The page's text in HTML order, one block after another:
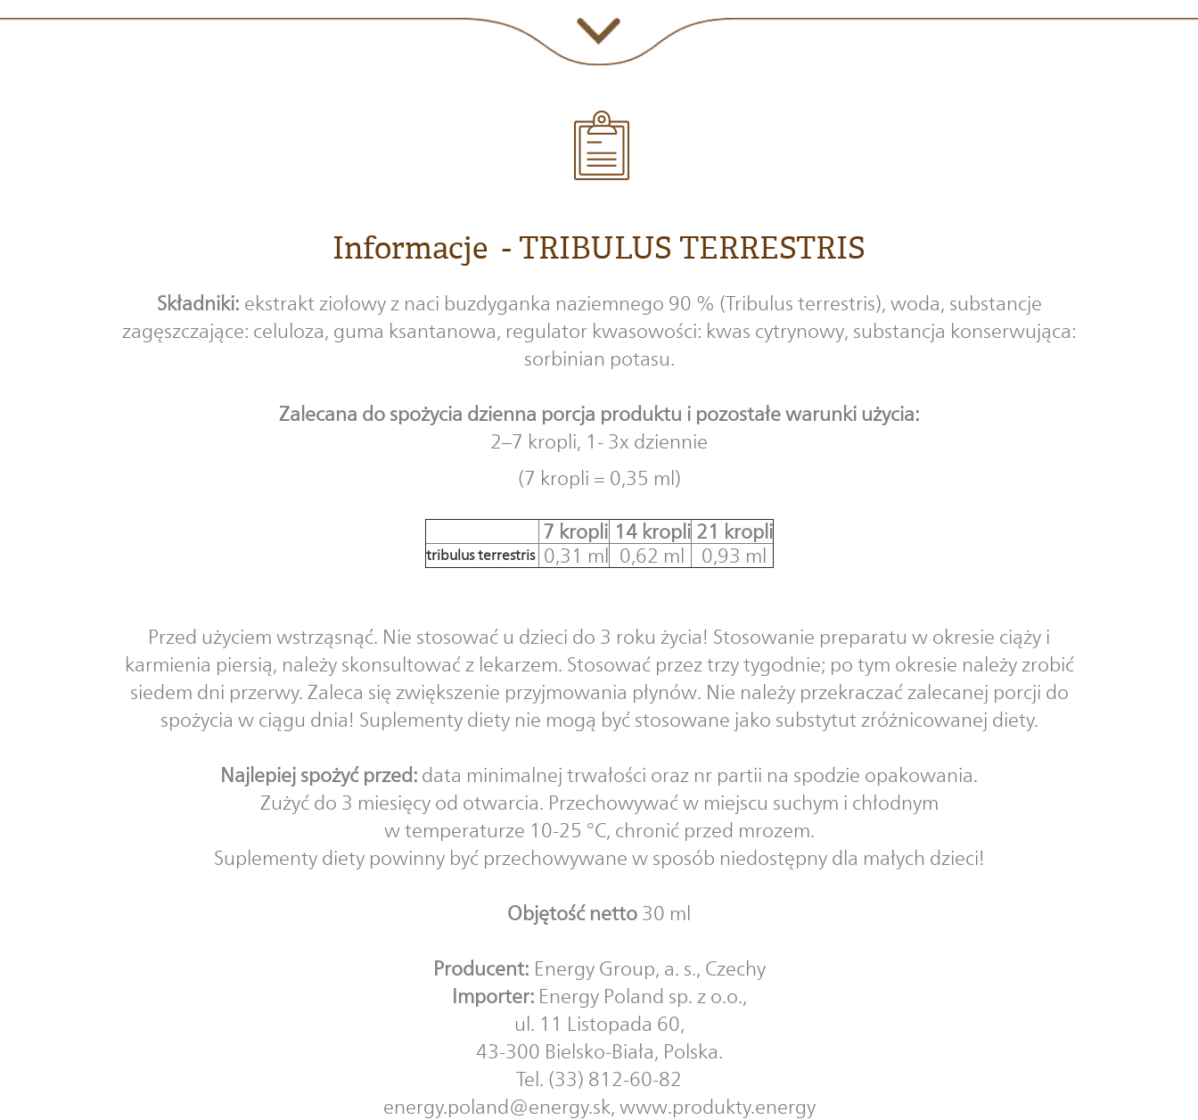
Informacje - TRIBULUS TERRESTRIS
Składniki: ekstrakt ziołowy z naci buzdyganka naziemnego 90 % (Tribulus terrestris), woda, substancje
zagęszczające: celuloza, guma ksantanowa, regulator kwasowości: kwas cytrynowy, substancja konserwująca:
sorbinian potasu.
Zalecana do spożycia dzienna porcja produktu i pozostałe warunki użycia:
2–7 kropli, 1- 3x dziennie
(7 kropli = 0,35 ml)
7 kropli 14kropli 21 kropli
tribulus terrestris 0,31 ml 0,62 ml 0,93 ml
Przed użyciem wstrząsnąć. Nie stosować u dzieci do 3 roku życia! Stosowanie preparatu w okresie ciąży i
karmienia piersią, należy skonsultować z lekarzem. Stosować przez trzy tygodnie; po tym okresie należy zrobić
siedem dni przerwy. Zaleca się zwiększenie przyjmowania płynów. Nie należy przekraczać zalecanej porcji do
spożycia w ciągu dnia! Suplementy diety nie mogą być stosowane jako substytut zróżnicowanej diety.
Najlepiej spożyć przed: data minimalnej trwałości oraz nr partii na spodzie opakowania.
Zużyć do 3 miesięcy od otwarcia. Przechowywać w miejscu suchym i chłodnym
w temperaturze 10-25 °C, chronić przed mrozem.
Suplementy diety powinny być przechowywane w sposób niedostępny dla małych dzieci!
Objętość netto 30 ml
Producent: Energy Group, a. s., Czechy
Importer: Energy Poland sp. z o.o.,
ul. 11 Listopada 60,
43-300 Bielsko-Biała, Polska.
Tel. (33) 812-60-82
energy.poland@energy.sk, www.produkty.energy